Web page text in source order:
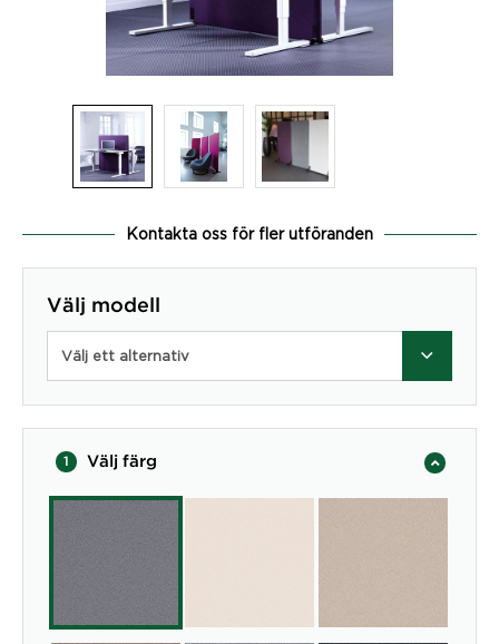
Kontakta oss för fler utföranden
Välj modell
Välj ett alternativ
1 Välj färg